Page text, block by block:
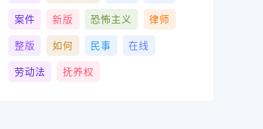
案件 新版 恐怖主义 律师
整版 如何 民事 在线
劳动法 抚养权